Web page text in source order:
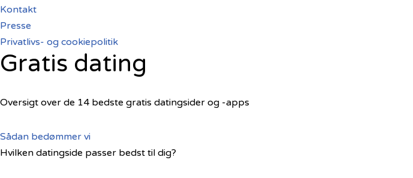
Kontakt
Presse
Privatlivs- og cookiepolitik
Gratis dating
Oversigt over de 14 bedste gratis datingsider og -apps
Sådan bedømmer vi
Hvilken datingside passer bedst til dig?